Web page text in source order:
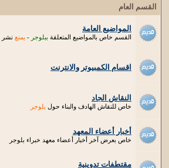
القسم العام
المواضيع العامة
القسم خاص بالمواضيع المتعلقة ببلوجر - يمنع نشر
اقسام الكمبيوتر والانترنت
النقاش الجاد
خاص للنقاش الهادف والبناء حول بلوجر
أخبار أعضاء المعهد
خاص بعرض آخر أخبار أعضاء معهد خبراء بلوجر
مقتطفات تدوينية